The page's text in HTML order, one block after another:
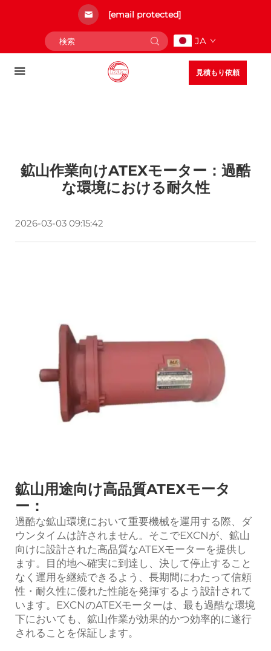
[email protected]
JA
見積もり依頼
鉱山作業向けATEXモーター：過酷
な環境における耐久性
2026-03-03 09:15:42
鉱山用途向け高品質ATEXモータ
ー：
過酷な鉱山環境において重要機械を運用する際、ダ
ウンタイムは許されません。そこでEXCNが、鉱山
向けに設計された高品質なATEXモーターを提供し
ます。目的地へ確実に到達し、決して停止すること
なく運用を継続できるよう、長期間にわたって信頼
性・耐久性に優れた性能を発揮するよう設計されて
います。EXCNのATEXモーターは、最も過酷な環境
下においても、鉱山作業が効果的かつ効率的に遂行
されることを保証します。